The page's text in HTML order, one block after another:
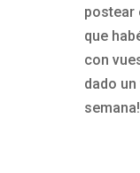
postear
que
con
dado